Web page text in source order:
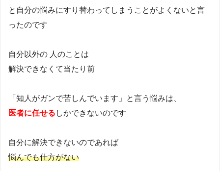
と自分の悩みにすり替わってしまうことがよくないと言
ったのです
自分以外の 人のことは
解決できなくて当たり前
「知人がガンで苦しんでいます」と言う悩みは、
医者に任せる しかできないのです
自分に解決できないのであれば
悩んでも仕方がない